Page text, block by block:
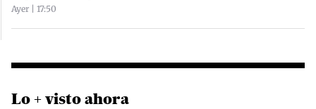
Ayer | 17:50
Lo + visto ahora